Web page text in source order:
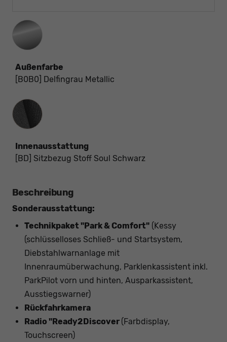
Außenfarbe
[B0B0] Delfingrau Metallic
Innenausstattung
Innenausstattung
[BD] Sitzbezug Stoff Soul Schwarz
Beschreibung
Sonderausstattung:
Technikpaket "Park & Comfort" (Kessy
(schlüsselloses Schließ- und Startsystem,
Diebstahlwarnanlage mit
Innenraumüberwachung, Parklenkassistent inkl.
ParkPilot vorn und hinten, Ausparkassistent,
Ausstiegswarner)
Rückfahrkamera
Radio "Ready2Discover (Farbdisplay,
Touchscreen)